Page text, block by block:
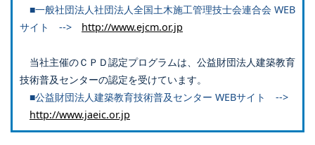
■一般社団法人社団法人全国土木施工管理技士会連合会 WEB
サイト --> http://www.ejcm.or.jp
当社主催のＣＰＤ認定プログラムは、公益財団法人建築教育
技術普及センターの認定を受けています。
■公益財団法人建築教育技術普及センター WEBサイト -->
http://www.jaeic.or.jp